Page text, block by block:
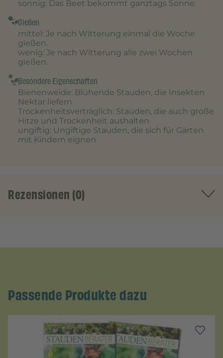
sonnig: Das Beet bekommt ganztags Sonne.
Gießen
mittel: Je nach Witterung einmal die Woche
gießen.
wenig: Je nach Witterung alle zwei Wochen
gießen.
Besondere Eigenschaften
Bienenweide: Blühende Stauden, die Insekten
Nektar liefern
Trockenheitsverträglich: Stauden, die auch große
Hitze und Trockenheit aushalten
ungiftig: Ungiftige Stauden, die sich für Gärten
mit Kindern eignen
Rezensionen (0)
Passende Produkte dazu